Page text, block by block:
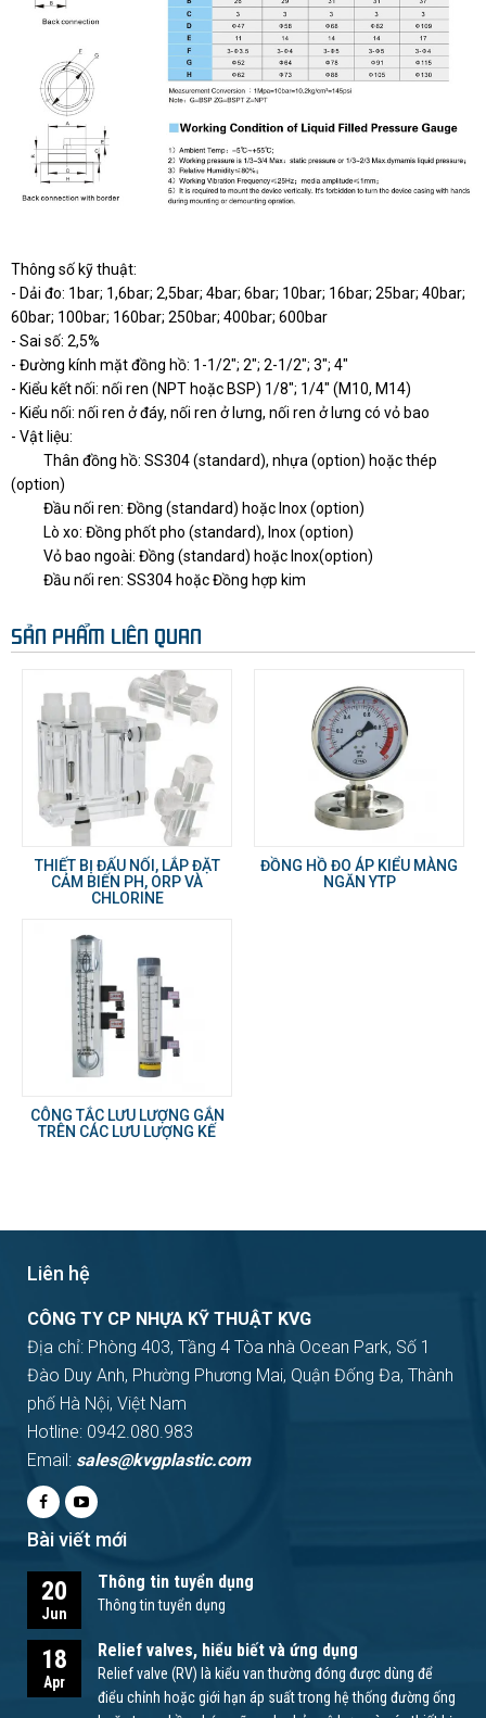
Thông số kỹ thuật:
- Dải đo: 1bar; 1,6bar; 2,5bar; 4bar; 6bar; 10bar; 16bar; 25bar; 40bar;
60bar; 100bar; 160bar; 250bar; 400bar; 600bar
- Sai số: 2,5%
- Đường kính mặt đồng hồ: 1-1/2"; 2"; 2-1/2"; 3"; 4"
- Kiểu kết nối: nối ren (NPT hoặc BSP) 1/8"; 1/4" (M10, M14)
- Kiểu nối: nối ren ở đáy, nối ren ở lưng, nối ren ở lưng có vỏ bao
- Vật liệu:
Thân đồng hồ: SS304 (standard), nhựa (option) hoặc thép
(option)
Đầu nối ren: Đồng (standard) hoặc Inox (option)
Lò xo: Đồng phốt pho (standard), Inox (option)
Vỏ bao ngoài: Đồng (standard) hoặc Inox(option)
Đầu nối ren: SS304 hoặc Đồng hợp kim
SẢN PHẨM LIÊN QUAN
THIẾT BỊ ĐẤU NỐI, LẮP ĐẶT
CẢM BIẾN PH, ORP VÀ
CHLORINE
ĐỒNG HỒ ĐO ÁP KIỂU MÀNG
NGĂN YTP
CÔNG TẮC LƯU LƯỢNG GẮN
TRÊN CÁC LƯU LƯỢNG KẾ
Liên hệ
CÔNG TY CP NHỰA KỸ THUẬT KVG
Địa chỉ: Phòng 403, Tầng 4 Tòa nhà Ocean Park, Số 1
Đào Duy Anh, Phường Phương Mai, Quận Đống Đa, Thành
phố Hà Nội, Việt Nam
Hotline: 0942.080.983
Email: sales@kvgplastic.com
Bài viết mới
20
Jun
Thông tin tuyển dụng
Thông tin tuyển dụng
18
Apr
Relief valves, hiểu biết và ứng dụng
Relief valve (RV) là kiểu van thường đóng được dùng để
điểu chỉnh hoặc giới hạn áp suất trong hệ thống đường ống